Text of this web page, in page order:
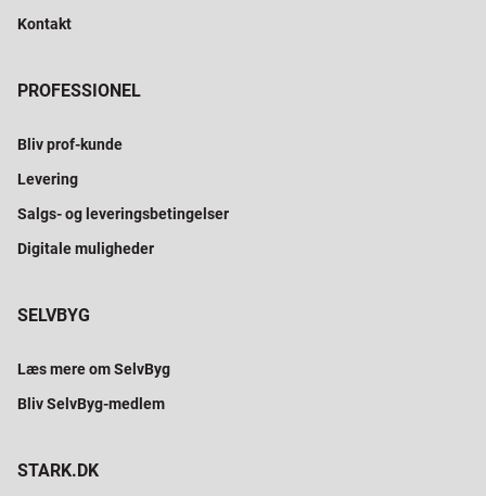
Kontakt
PROFESSIONEL
Bliv prof-kunde
Levering
Salgs- og leveringsbetingelser
Digitale muligheder
SELVBYG
Læs mere om SelvByg
Bliv SelvByg-medlem
STARK.DK